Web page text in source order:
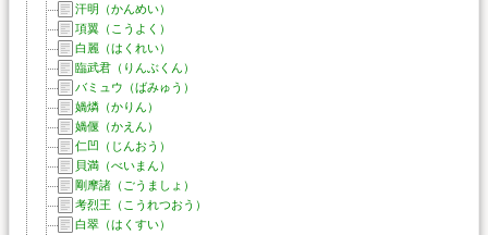
汗明（かんめい）
項翼（こうよく）
白麗（はくれい）
臨武君（りんぶくん）
バミュウ（ばみゅう）
媧燐（かりん）
媧偃（かえん）
仁凹（じんおう）
貝満（べいまん）
剛摩諸（ごうましょ）
考烈王（こうれつおう）
白翠（はくすい）